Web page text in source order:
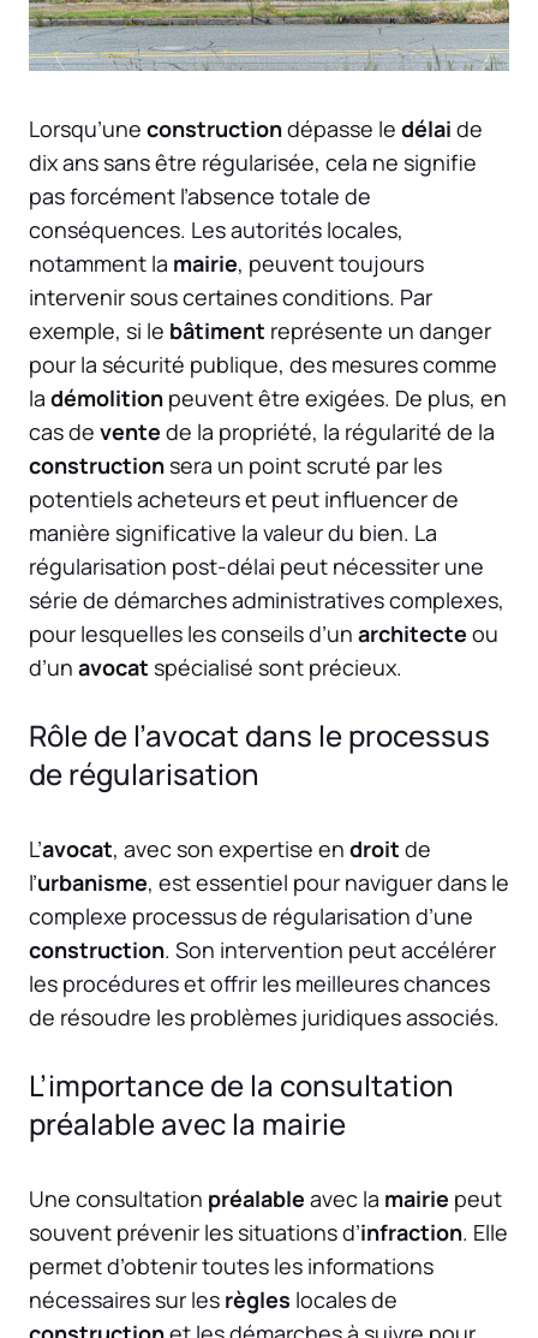
Lorsqu’une constructiondépasse le délai de
dix ans sans être régularisée, cela ne signifie
pas forcément l’absence totale de
conséquences. Les autorités locales,
notamment la mairie, peuvent toujours
intervenir sous certaines conditions. Par
exemple, si le bâtiment représente un danger
pour la sécurité publique, des mesures comme
la démolition peuvent être exigées. De plus, en
cas de vente de la propriété, la régularité de la
constructionsera un point scruté par les
potentiels acheteurs et peut influencer de
manière significative la valeur du bien. La
régularisation post-délai peut nécessiter une
série de démarches administratives complexes,
pour lesquelles les conseils d’un architecte ou
d’un avocat spécialisé sont précieux.
Rôle de l’avocat dans le processus
de régularisation
L’avocat, avec son expertise en droit de
l’urbanisme, est essentiel pour naviguer dans le
complexe processus de régularisation d’une
construction. Son intervention peut accélérer
les procédures et offrir les meilleures chances
de résoudre les problèmes juridiques associés.
L’importance de la consultation
préalable avec la mairie
Une consultation préalable avec la mairie peut
souvent prévenir les situations d’infraction. Elle
permet d’obtenir toutes les informations
nécessaires sur les règles locales de